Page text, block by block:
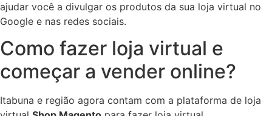
ajudar você a divulgar os produtos da sua loja virtual no
Google e nas redes sociais.
Como fazer loja virtual e
começar a vender online?
Itabuna e região agora contam com a plataforma de loja